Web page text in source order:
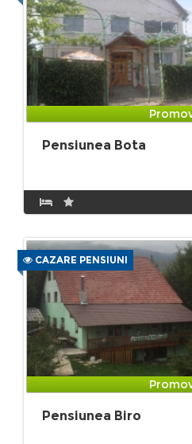
Pensiunea Bota
CAZARE PENSIUNI
Pensiunea Biro